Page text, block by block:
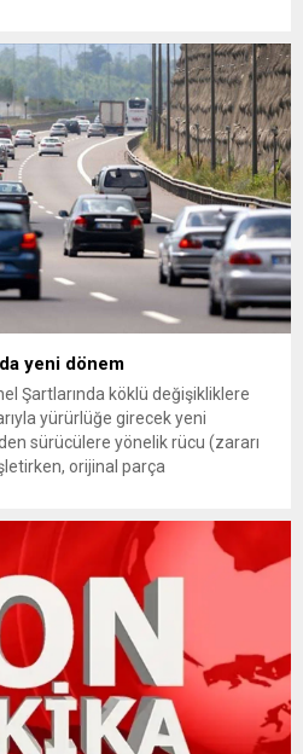
üzere Yüksek Disiplin Kurulu’na
tüm görevlerinden...
yeni dönem
Şartlarında köklü değişikliklere
yürürlüğe girecek yeni
sürücülere yönelik rücu (zararı
orijinal parça
bağlı ilgili kurumlarca...